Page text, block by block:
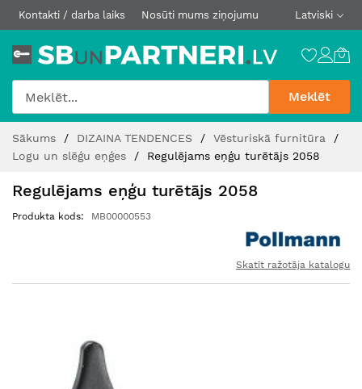
Kontakti / darba laiks Nosūti mums ziņojumu Latviski
Meklēt
Content
Sākums DIZAINA TENDENCES
Vēsturiskā furnitūra
Logu un slēģu eņģes
Regulējams eņģu turētājs 2058
Regulējams eņģu turētājs 2058
Produkta kods MB00000553
Skatīt ražotāja katalogu